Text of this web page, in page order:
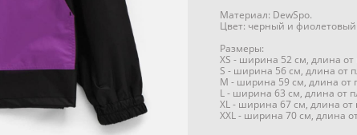
Материал: DewSpo.
Цвет: черный и фиолетовый.
Размеры:
XS - ширина 52 см, длина от
S - ширина 56 см, длина от
M - ширина 59 см, длина от
L - ширина 63 см, длина от
XL - ширина 67 см, длина от
XXL - ширина 70 см, длина